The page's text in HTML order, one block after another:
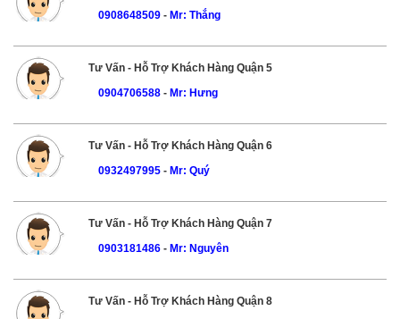
0908648509- Mr: Thắng
Tư Vấn - Hỗ Trợ Khách Hàng Quận 5
0904706588- Mr: Hưng
Tư Vấn - Hỗ Trợ Khách Hàng Quận 6
0932497995- Mr: Quý
Tư Vấn - Hỗ Trợ Khách Hàng Quận 7
0903181486- Mr: Nguyên
Tư Vấn - Hỗ Trợ Khách Hàng Quận 8